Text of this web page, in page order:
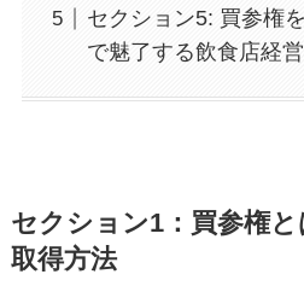
セクション5: 買参権
で魅了する飲食店経
セクション1：買参権
取得方法